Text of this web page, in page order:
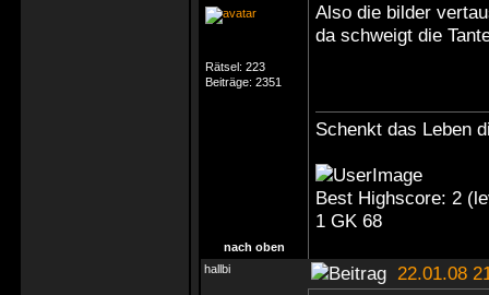
Rätsel: 223
Beiträge: 2351
Also die bilder
da schweigt die
Schenkt das Leben
Best Highscore: 2
1 GK 68
nach oben
hallbi
22.01.08